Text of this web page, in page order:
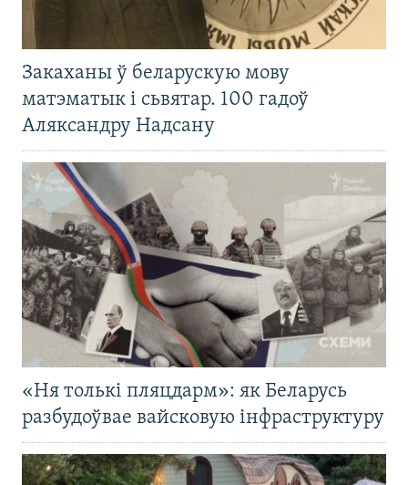
Закаханы ў беларускую мову
матэматык і сьвятар. 100 гадоў
Аляксандру Надсану
«Ня толькі пляцдарм»: як Беларусь
разбудоўвае вайсковую інфраструктуру